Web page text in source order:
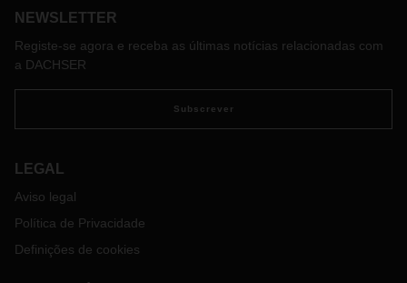
NEWSLETTER
Registe-se agora e receba as últimas notícias relacionadas com
a DACHSER
Subscrever
LEGAL
Aviso legal
Política de Privacidade
Definições de cookies